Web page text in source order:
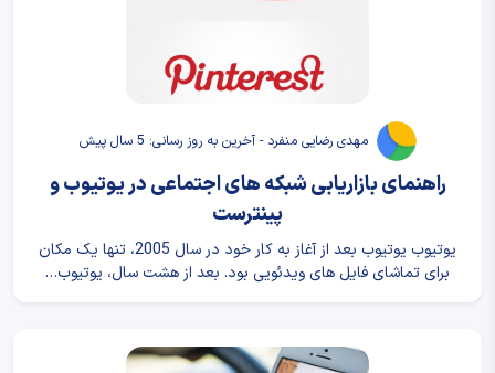
مهدی رضایی منفرد - آخرین به روز رسانی: 5 سال پیش
راهنمای بازاریابی شبکه های اجتماعی در یوتیوب و
پینترست
یوتیوب یوتیوب بعد از آغاز به کار خود در سال 2005، تنها یک مکان
برای تماشای فایل های ویدئویی بود. بعد از هشت سال، یوتیوب…